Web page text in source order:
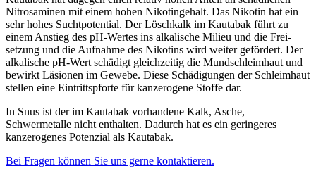
Nitrosaminen mit einem hohen Nikotingehalt. Das Nikotin hat ein
sehr hohes Suchtpotential. Der Löschkalk im Kautabak führt zu
einem Anstieg des pH-Wertes ins alkalische Milieu und die Frei­
setzung und die Aufnahme des Nikotins wird weiter gefördert. Der
alkalische pH-Wert schädigt gleichzeitig die Mundschleimhaut und
bewirkt Läsionen im Gewebe. Diese Schädigungen der Schleimhaut
stellen eine Eintrittspforte für kanzerogene Stoffe dar.
In Snus ist der im Kautabak vorhandene Kalk, Asche,
Schwermetalle nicht enthalten. Dadurch hat es ein geringeres
kanzerogenes Potenzial als Kautabak.
Bei Fragen können Sie uns gerne kontaktieren.